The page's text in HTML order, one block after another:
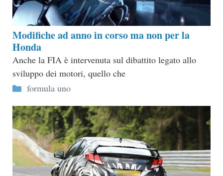
Modifiche ad anno in corso ma non per la
Honda
Anche la FIA è intervenuta sul dibattito legato allo
sviluppo dei motori, quello che
Categorie
formula uno